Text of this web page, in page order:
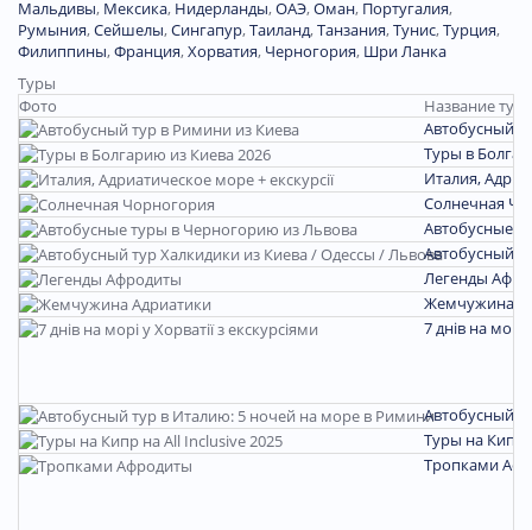
Мальдивы, Мексика, Нидерланды,ОАЭ,Оман, Португалия,
Румыния,Сейшелы,Сингапур,Таиланд,Танзания,Тунис,Турция,
Филиппины,Франция,Хорватия, Черногория, Шри Ланка
Туры
Фото
Название тура
Автобусный
Туры в
Италия,
Солнечная
Автобусные
Автобусный
Легенды
Жемчужина
7 днів на морі
Автобусный
Туры на Кипр
Тропками